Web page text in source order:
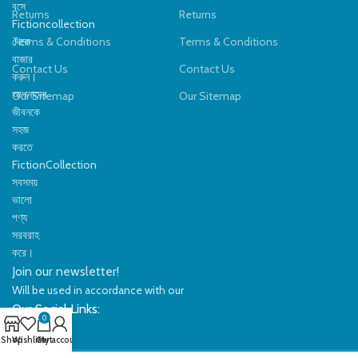
বসে
Fictioncollection
থেকে
বাজার
করুন।
আপনাদের
জীবনকে
সহজ
করতে
FictionCollection
সবসময়
ভালো
পণ্য
সরবরাহ
করে।
Returns
Terms & Conditions
Contact Us
Our Sitemap
Returns
Terms & Conditions
Contact Us
Our Sitemap
Join our newsletter!
Will be used in accordance with our
Our Social Links:
ShopWishlist
0
Cart
My account